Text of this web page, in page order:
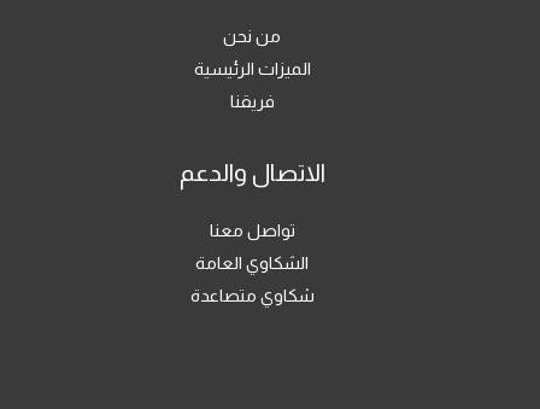
من نحن
الميزات الرئيسية
فريقنا
الاتصال والدعم
تواصل معنا
الشكاوي العامة
شكاوي متصاعدة